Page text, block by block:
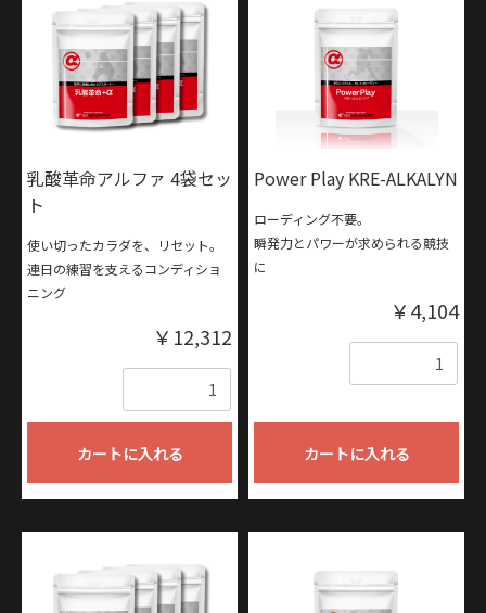
乳酸革命アルファ 4袋セッ
ト
使い切ったカラダを、リセット。
連日の練習を支えるコンディショ
ニング
￥12,312
カートに入れる
Power Play KRE-ALKALYN
ローディング不要。
瞬発力とパワーが求められる競技
に
￥4,104
カートに入れる
お買い物を続ける カートへ進む